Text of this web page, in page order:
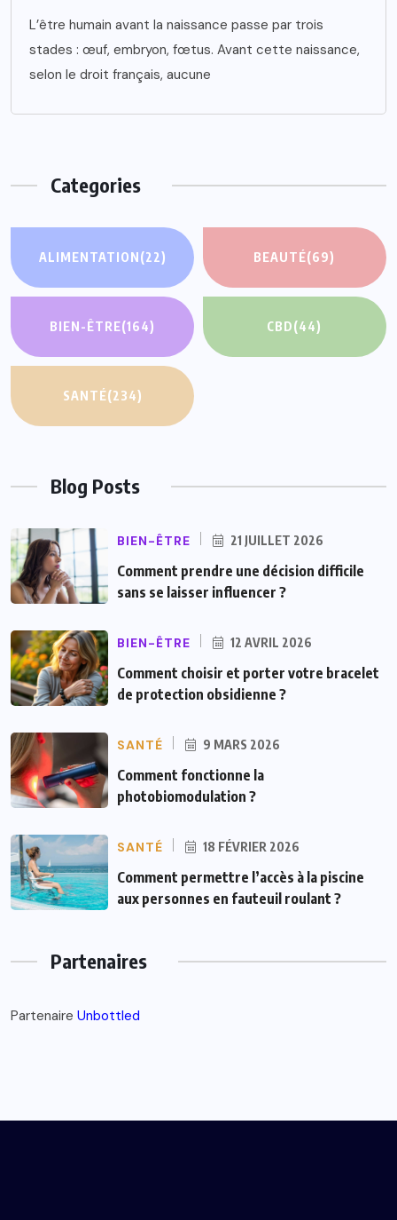
L’être humain avant la naissance passe par trois
stades : œuf, embryon, fœtus. Avant cette naissance,
selon le droit français, aucune
Categories
ALIMENTATION(22) BEAUTÉ(69)
BIEN-ÊTRE(164) CBD(44)
SANTÉ(234)
Blog Posts
BIEN-ÊTRE 21 JUILLET 2026
Comment prendre une décision difficile
sans se laisser influencer ?
BIEN-ÊTRE 12 AVRIL 2026
Comment choisir et porter votre bracelet
de protection obsidienne ?
SANTÉ 9 MARS 2026
Comment fonctionne la
photobiomodulation ?
SANTÉ 18 FÉVRIER 2026
Comment permettre l’accès à la piscine
aux personnes en fauteuil roulant ?
Partenaires
Partenaire Unbottled